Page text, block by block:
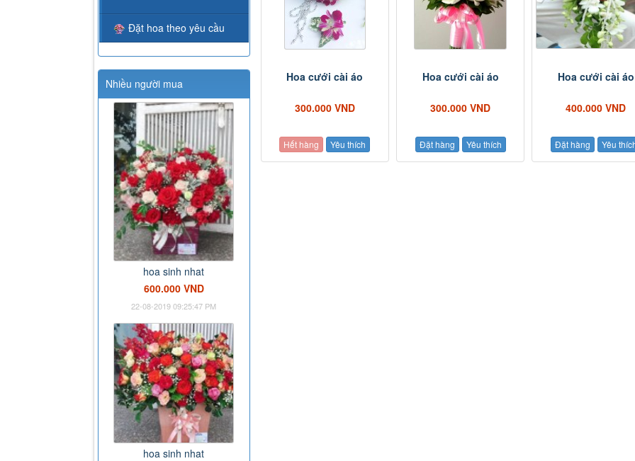
Hoa cưới cài áo
300.000 VND
Hết hàng Yêu thích
Hoa cưới cài áo
300.000 VND
Đặt hàng Yêu thích
Hoa cưới cài áo
400.000 VND
Đặt hàng Yêu
Đặt hoa theo yêu cầu
Nhiều người mua
hoa sinh nhat
600.000 VND
22-08-2019 09:25:47 PM
hoa sinh nhat